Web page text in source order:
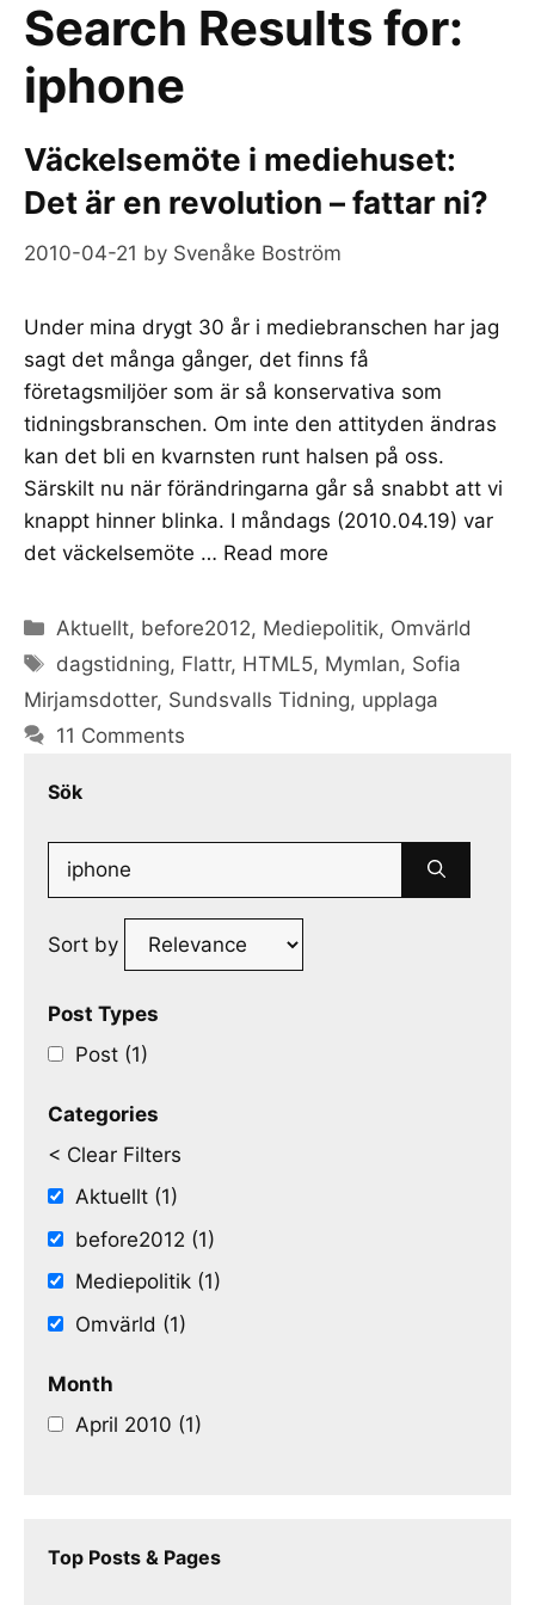
Search Results for:
iphone
Väckelsemöte i mediehuset:
Det är en revolution – fattar ni?
2010-04-21 by Svenåke Boström
Under mina drygt 30 år i mediebranschen har jag
sagt det många gånger, det finns få
företagsmiljöer som är så konservativa som
tidningsbranschen. Om inte den attityden ändras
kan det bli en kvarnsten runt halsen på oss.
Särskilt nu när förändringarna går så snabbt att vi
knappt hinner blinka. I måndags (2010.04.19) var
det väckelsemöte … Read more
Categories
Aktuellt, before2012, Mediepolitik, Omvärld
Tags
dagstidning, Flattr, HTML5, Mymlan, Sofia
Mirjamsdotter, Sundsvalls Tidning, upplaga
11 Comments
Sök
Search
for:
Sort by
Post Types
Post (1)
Categories
< Clear Filters
Aktuellt (1)
before2012 (1)
Mediepolitik (1)
Omvärld (1)
Month
April 2010 (1)
Top Posts & Pages